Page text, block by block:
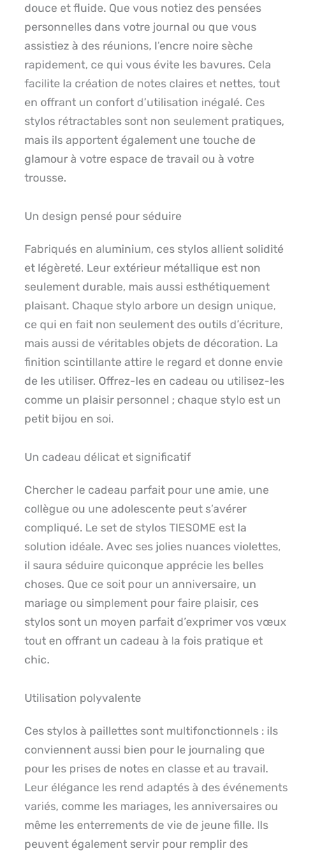
douce et fluide. Que vous notiez des pensées
personnelles dans votre journal ou que vous
assistiez à des réunions, l’encre noire sèche
rapidement, ce qui vous évite les bavures. Cela
facilite la création de notes claires et nettes, tout
en offrant un confort d’utilisation inégalé. Ces
stylos rétractables sont non seulement pratiques,
mais ils apportent également une touche de
glamour à votre espace de travail ou à votre
trousse.
Un design pensé pour séduire
Fabriqués en aluminium, ces stylos allient solidité
et légèreté. Leur extérieur métallique est non
seulement durable, mais aussi esthétiquement
plaisant. Chaque stylo arbore un design unique,
ce qui en fait non seulement des outils d’écriture,
mais aussi de véritables objets de décoration. La
finition scintillante attire le regard et donne envie
de les utiliser. Offrez-les en cadeau ou utilisez-les
comme un plaisir personnel ; chaque stylo est un
petit bijou en soi.
Un cadeau délicat et significatif
Chercher le cadeau parfait pour une amie, une
collègue ou une adolescente peut s’avérer
compliqué. Le set de stylos TIESOME est la
solution idéale. Avec ses jolies nuances violettes,
il saura séduire quiconque apprécie les belles
choses. Que ce soit pour un anniversaire, un
mariage ou simplement pour faire plaisir, ces
stylos sont un moyen parfait d’exprimer vos vœux
tout en offrant un cadeau à la fois pratique et
chic.
Utilisation polyvalente
Ces stylos à paillettes sont multifonctionnels : ils
conviennent aussi bien pour le journaling que
pour les prises de notes en classe et au travail.
Leur élégance les rend adaptés à des événements
variés, comme les mariages, les anniversaires ou
même les enterrements de vie de jeune fille. Ils
peuvent également servir pour remplir des